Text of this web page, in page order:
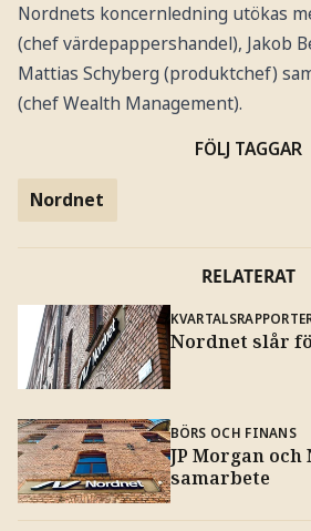
Nordnets koncernledning utökas
(chef värdepappershandel), Jakob
Mattias Schyberg (produktchef)
(chef Wealth Management).
FÖLJ TAGGAR
Nordnet
RELATERAT
Nordnet slår
BÖRS OCH FINANS
JP Morgan
samarbete